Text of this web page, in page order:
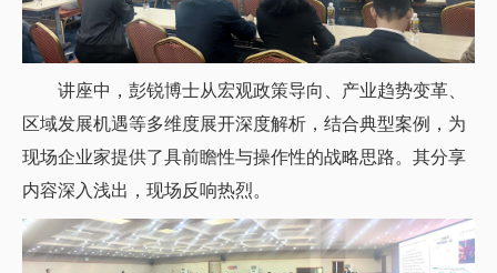
讲座中，彭锐博士从宏观政策导向、产业趋势变革、
区域发展机遇等多维度展开深度解析，结合典型案例，为
现场企业家提供了具前瞻性与操作性的战略思路。其分享
内容深入浅出，现场反响热烈。